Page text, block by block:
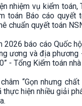
nhiệm vụ kiểm toán,
toán Báo cáo quyết
chuẩn quyết toán
2026 báo cáo Quốc
ương và địa
- Tổng Kiểm toán
“Gọn nhưng
thực hiện nhiều giải